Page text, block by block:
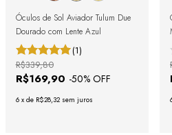
Óculos de Sol Aviador Tulum Due
Dourado com Lente Azul
(1)
R$169,90 -50% OFF
R$339,80
6 x de R$28,32 sem juros